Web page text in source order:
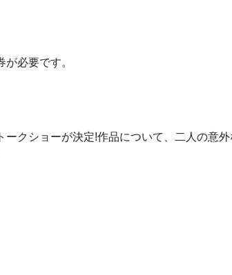
必要です。
クショーが決定!作品について、二人の意